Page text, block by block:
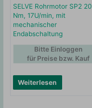
SELVE Rohrmotor SP2 20
Nm, 17U/min, mit
mechanischer
Endabschaltung
Weiterlesen
Bitte Einloggen
für Preise bzw. Kauf